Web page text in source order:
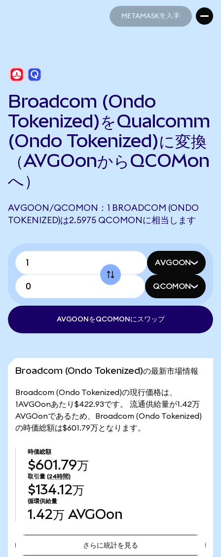
METAMASKを入手
Broadcom (Ondo
Tokenized)をQualcomm
(Ondo Tokenized)に変換
（AVGOonからQCOMon
へ）
AVGOON/QCOMON：1 BROADCOM (ONDO
TOKENIZED)は2.5975 QCOMONに相当します
AVGOON
QCOMON
AVGOONをQCOMONにスワップ
Broadcom (Ondo Tokenized)の最新市場情報
Broadcom (Ondo Tokenized)の現行価格は、
1AVGOonあたり$422.93です。 流通供給量が1.42万
AVGOonであるため、Broadcom (Ondo Tokenized)
の時価総額は$601.79万となります。
時価総額
$601.79万
取引量 (24時間)
$134.12万
循環供給量
1.42万 AVGOon
さらに統計を見る